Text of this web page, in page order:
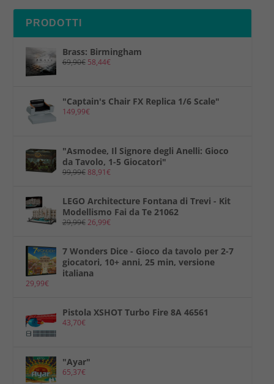
PRODOTTI
Brass: Birmingham
69,90€ 58,44€
"Captain's Chair FX Replica 1/6 Scale"
149,99€
"Asmodee, Il Signore degli Anelli: Gioco
da Tavolo, 1-5 Giocatori"
99,99€88,91€
LEGO Architecture Fontana di Trevi - Kit
Modellismo Fai da Te 21062
29,99€26,99€
7 Wonders Dice - Gioco da tavolo per 2-7
giocatori, 10+ anni, 25 min, versione
italiana
29,99€
Pistola XSHOT Turbo Fire 8A 46561
43,70€
"Ayar"
65,37€